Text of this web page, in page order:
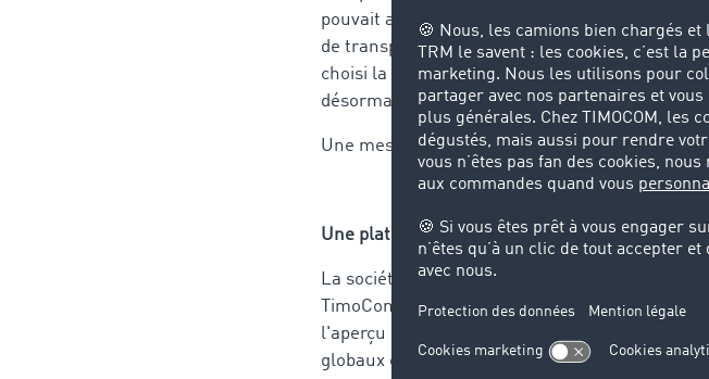
pouvait avoir, elle chercha rapidement une
de transport et participer activement au
choisi la bourse européenne de fret et de
désormais d'éviter les voyages à vide",
Une mesure très utile car 65% des emballages
Une plate-forme, de multiples avantages.
La société Al Pack d.o.o. bénéficie depuis plus
TimoCom et en est parfaitement satisfaite :
l'aperçu rapide et simple des offres, la
globaux et les contrats supplémentaires. En